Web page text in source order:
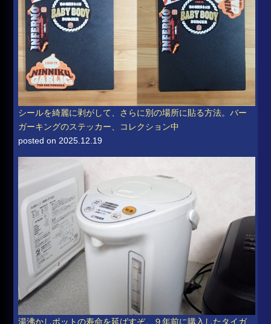
シールを綺麗に剥がして、さらに別の場所に貼る方法。バー
ガーキングのステッカー、コレクション中
posted on 2025.12.19
湯沸かしポットの寿命を延ばすぞ。９年前に購入したタイガ